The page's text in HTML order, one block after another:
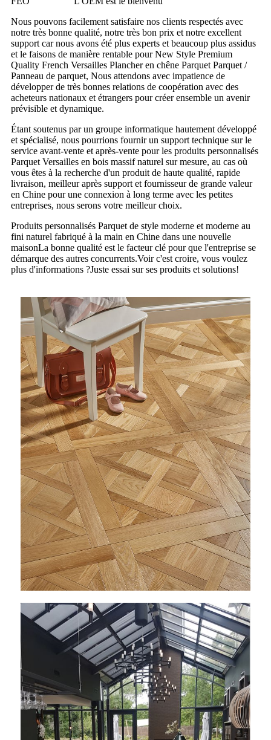
Nous pouvons facilement satisfaire nos clients respectés avec
notre très bonne qualité, notre très bon prix et notre excellent
support car nous avons été plus experts et beaucoup plus assidus
et le faisons de manière rentable pour New Style Premium
Quality French Versailles Plancher en chêne Parquet Parquet /
Panneau de parquet, Nous attendons avec impatience de
développer de très bonnes relations de coopération avec des
acheteurs nationaux et étrangers pour créer ensemble un avenir
prévisible et dynamique.
Étant soutenus par un groupe informatique hautement développé
et spécialisé, nous pourrions fournir un support technique sur le
service avant-vente et après-vente pour les produits personnalisés
Parquet Versailles en bois massif naturel sur mesure, au cas où
vous êtes à la recherche d'un produit de haute qualité, rapide
livraison, meilleur après support et fournisseur de grande valeur
en Chine pour une connexion à long terme avec les petites
entreprises, nous serons votre meilleur choix.
Produits personnalisés Parquet de style moderne et moderne au
fini naturel fabriqué à la main en Chine dans une nouvelle
maisonLa bonne qualité est le facteur clé pour que l'entreprise se
démarque des autres concurrents.Voir c'est croire, vous voulez
plus d'informations ?Juste essai sur ses produits et solutions!